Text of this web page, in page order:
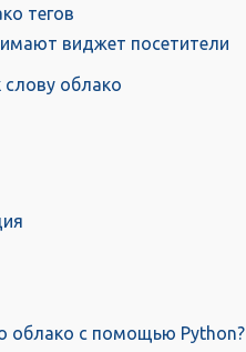
тегов
виджет посетители
слову облако
облако с помощью Python?